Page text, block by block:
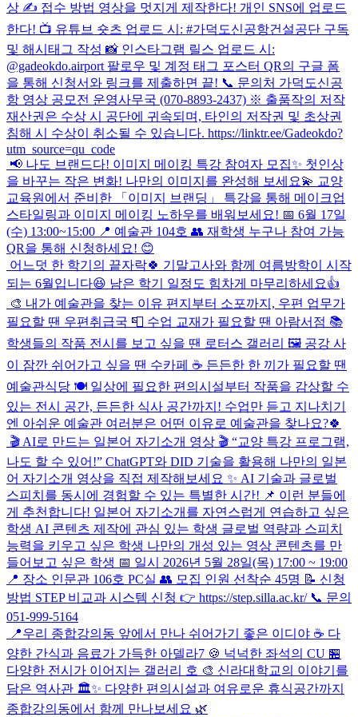
상 ✍️ 접수 방법 영상을 멋지게 제작한다! 개인 SNS에 업로드
한다! 📺 유튜브 숏츠 업로드 시: #가덕도신공항건설공단 구독
및 해시태그 작성 📸 인스타그램 릴스 업로드 시:
@gadeokdo.airport 팔로우 및 계정 태그 포스터 QR의 구글 폼
을 통해 신청서와 링크를 제출하면 끝! 📞 문의처 가덕도신공
항 영상 공모전 운영사무국 (070-8893-2437) ※ 출품작의 저작
재산권은 수상 시 공단에 귀속되며, 타인의 저작권 및 초상권
침해 시 수상이 취소될 수 있습니다. https://linktr.ee/Gadeokdo?
utm_source=qu_code
📢 나도 브랜드다! 이미지 메이킹 특강 참여자 모집✨ 첫인상
을 바꾸는 작은 변화! 나만의 이미지를 완성해 보세요💫 교양
교육원에서 준비한 「이미지 브랜딩」 특강을 통해 메이크업
스타일링과 이미지 메이킹 노하우를 배워보세요! 📅 6월 17일
(수) 13:00~15:00 📍 예술관 104호 👥 재학생 누구나 참여 가능
QR을 통해 신청하세요! 😊
어느덧 한 학기의 끝자락🍀 기말고사와 함께 여름방학이 시작
되는 6월입니다😆 남은 학기 일정도 힘차게 마무리하세요👍
🎨 내가 예술관을 찾는 이유 편지부터 소포까지, 우편 업무가
필요할 땐 우편취급국 📮 수업 교재가 필요할 땐 아람서점 📚
학생들의 작품 전시를 보고 싶을 땐 로터스 갤러리 🖼️ 공강 사
이 잠깐 쉬어가고 싶을 땐 수카페 ☕ 든든한 한 끼가 필요할 땐
예술관식당 🍽️ 일상에 필요한 편의시설부터 작품을 감상할 수
있는 전시 공간, 든든한 식사 공간까지! 수업만 듣고 지나치기
엔 아쉬운 예술관 여러분은 어떤 이유로 예술관을 찾나요?🍀
🎬 AI로 만드는 일본어 자기소개 영상 🎬 “교양 특강 프로그램,
나도 할 수 있어!” ChatGPT와 DID 기술을 활용해 나만의 일본
어 자기소개 영상을 직접 제작해보세요 ✨ AI 기술과 글로벌
스피치를 동시에 경험할 수 있는 특별한 시간! 📌 이런 분들에
게 추천합니다! 일본어 자기소개를 자연스럽게 연습하고 싶은
학생 AI 콘텐츠 제작에 관심 있는 학생 글로벌 역량과 스피치
능력을 키우고 싶은 학생 나만의 개성 있는 영상 콘텐츠를 만
들어보고 싶은 학생 📅 일시 2026년 5월 28일(목) 17:00 ~ 19:00
📍 장소 인문관 106호 PC실 👥 모집 인원 선착순 45명 📝 신청
방법 STEP 비교과 시스템 신청 👉 https://step.silla.ac.kr/ 📞 문의
051-999-5164
📍우리 종합강의동 앞에서 만나 쉬어가기 좋은 이디야 ☕ 다
양한 간식과 음료가 가득한 아델라7 🍪 넉넉한 좌석의 CU 🏪
다양한 전시가 이어지는 갤러리 호 🎨 신라대학교의 이야기를
담은 역사관 🏛✨ 다양한 편의시설과 여유로운 휴식공간까지
종합강의동에서 함께 만나보세요 🌿